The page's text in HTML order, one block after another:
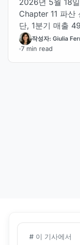
2026년 5월 18
Chapter 11 파산
단, 1분기 매출
작성자: Giulia
7 min read
# 이 기사에서